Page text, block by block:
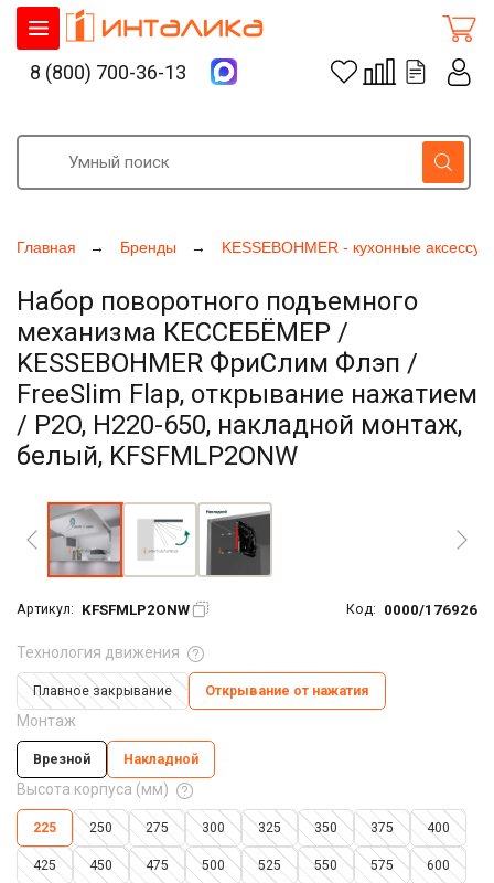
Главная Бренды KESSEBOHMER - кухонные
Набор поворотного подъемного
механизма КЕССЕБЁМЕР /
KESSEBOHMER ФриСлим Флэп /
FreeSlim Flap, открывание нажатием
/ P2O, H220-650, накладной монтаж,
белый, KFSFMLP2ONW
Артикул: KFSFMLP2ONW Код: 0000/176926
Технология движения
Плавное закрывание Открывание от нажатия
Монтаж
Врезной Накладной
Высота корпуса (мм)
225 250 275 300 325 350 375 400
425 450 475 500 525 550 575 600
8 (800) 700-36-13